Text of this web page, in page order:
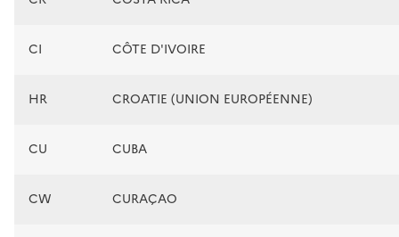
CI CÔTE D'IVOIRE
HR CROATIE (UNION EUROPÉENNE)
CU CUBA
CW CURAÇAO